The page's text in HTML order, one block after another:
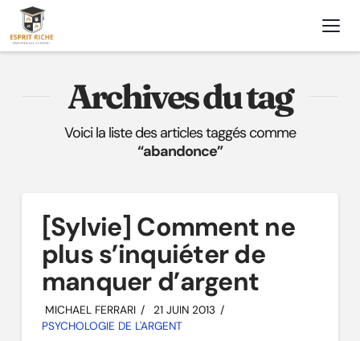
Archives du tag
Voici la liste des articles taggés comme
“abandonce”
[Sylvie] Comment ne
plus s’inquiéter de
manquer d’argent
MICHAEL FERRARI
21 JUIN 2013
PSYCHOLOGIE DE L'ARGENT